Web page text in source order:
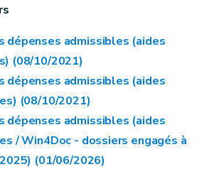
dépenses admissibles (aides
(08/10/2021)
dépenses admissibles (aides
(08/10/2021)
dépenses admissibles (aides
/ Win4Doc - dossiers engagés à
(01/06/2026)